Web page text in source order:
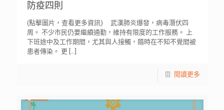
防疫四則
(點擊圖片，查看更多資訊) 武漢肺炎爆發，病毒潛伏四
周。 不少市民仍要繼續通勤，維持有限度的工作服務。 上
下班途中及工作期間，尤其與人接觸，隨時在不知不覺間被
患者傳染。 更 […]
閱讀更多